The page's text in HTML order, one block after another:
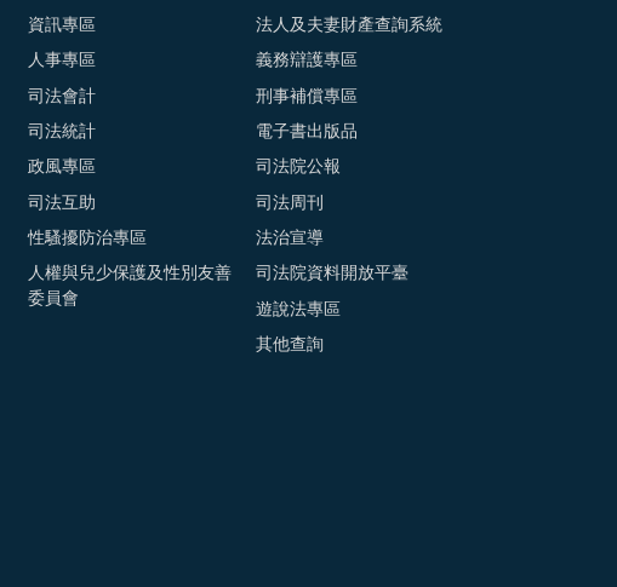
資訊專區
人事專區
司法會計
司法統計
政風專區
司法互助
性騷擾防治專區
人權與兒少保護及性別友善
委員會
法人及夫妻財產查詢系統
義務辯護專區
刑事補償專區
電子書出版品
司法院公報
司法周刊
法治宣導
司法院資料開放平臺
遊說法專區
其他查詢